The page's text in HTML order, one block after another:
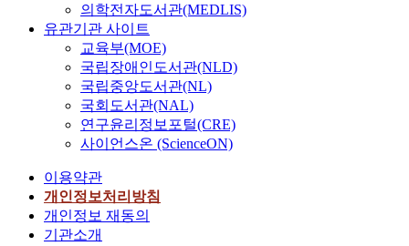
의학전자도서관(MEDLIS)
유관기관 사이트
교육부(MOE)
국립장애인도서관(NLD)
국립중앙도서관(NL)
국회도서관(NAL)
연구윤리정보포털(CRE)
사이언스온 (ScienceON)
이용약관
개인정보처리방침
개인정보 재동의
기관소개